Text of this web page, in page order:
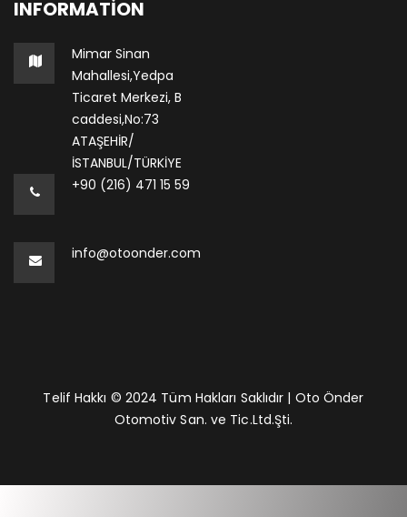
INFORMATION
Mimar Sinan
Mahallesi,Yedpa
Ticaret Merkezi, B
caddesi,No:73
ATAŞEHİR/
İSTANBUL/TÜRKİYE
+90 (216) 471 15 59
info@otoonder.com
Telif Hakkı © 2024 Tüm Hakları Saklıdır | Oto Önder
Otomotiv San. ve Tic.Ltd.Şti.